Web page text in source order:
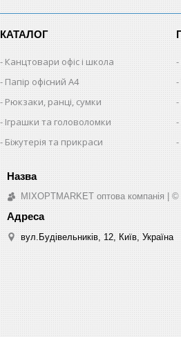
КАТАЛОГ
Канцтовари офіс і школа
Папір офісний A4
Рюкзаки, ранці, сумки
Іграшки та головоломки
Біжутерія та прикраси
MIXOPTMARKET оптова компанія |
вул.Будівельників, 12, Київ, Україна